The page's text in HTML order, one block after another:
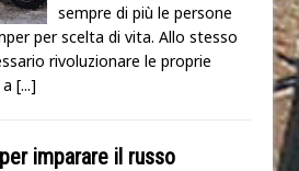
sempre di più le persone
per scelta di vita. Allo stesso
rivoluzionare le proprie
[...]
imparare il russo